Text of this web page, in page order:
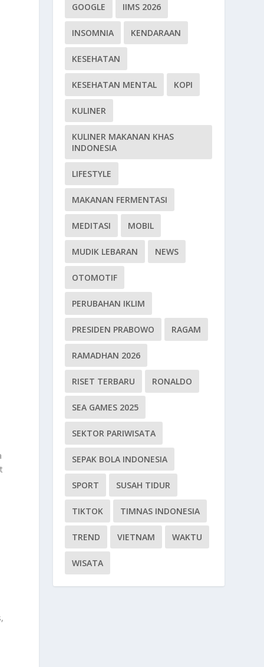
GOOGLE IIMS 2026
INSOMNIA KENDARAAN
KESEHATAN
KESEHATAN MENTAL KOPI
KULINER
KULINER MAKANAN KHAS
INDONESIA
LIFESTYLE
MAKANAN FERMENTASI
MEDITASI MOBIL
MUDIK LEBARAN NEWS
OTOMOTIF
PERUBAHAN IKLIM
PRESIDEN PRABOWO RAGAM
RAMADHAN 2026
RISET TERBARU RONALDO
SEA GAMES 2025
SEKTOR PARIWISATA
SEPAK BOLA INDONESIA
SPORT SUSAH TIDUR
TIKTOK TIMNAS INDONESIA
TREND VIETNAM WAKTU
WISATA